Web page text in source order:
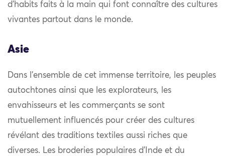
d’habits faits à la main qui font connaître des cultures
vivantes partout dans le monde.
Asie
Dans l’ensemble de cet immense territoire, les peuples
autochtones ainsi que les explorateurs, les
envahisseurs et les commerçants se sont
mutuellement influencés pour créer des cultures
révélant des traditions textiles aussi riches que
diverses. Les broderies populaires d’Inde et du